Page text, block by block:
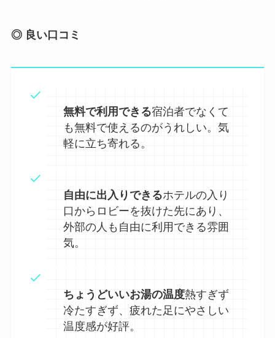
◎ 良い口コミ
無料で利用できる宿泊者でなくて
も無料で使えるのがうれしい。気
軽に立ち寄れる。
自由に出入りできるホテルの入り
口からロビーを抜けた先にあり、
外部の人も自由に利用できる雰囲
気。
ちょうどいいお湯の温度熱すぎず
冷たすぎず、疲れた足にやさしい
温度感が好評。